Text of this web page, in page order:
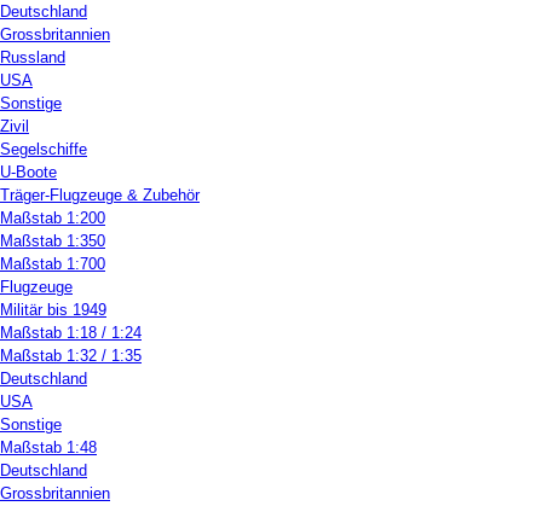
Deutschland
Grossbritannien
Russland
USA
Sonstige
Zivil
Segelschiffe
U-Boote
Träger-Flugzeuge & Zubehör
Maßstab 1:200
Maßstab 1:350
Maßstab 1:700
Flugzeuge
Militär bis 1949
Maßstab 1:18 / 1:24
Maßstab 1:32 / 1:35
Deutschland
USA
Sonstige
Maßstab 1:48
Deutschland
Grossbritannien